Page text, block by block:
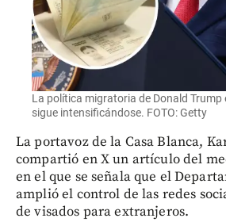
La política migratoria de Donald Trump
sigue intensificándose. FOTO: Getty
La portavoz de la Casa Blanca,
compartió en X un artículo del
en el que se señala que el
amplió el control de las redes
de visados para extranjeros.